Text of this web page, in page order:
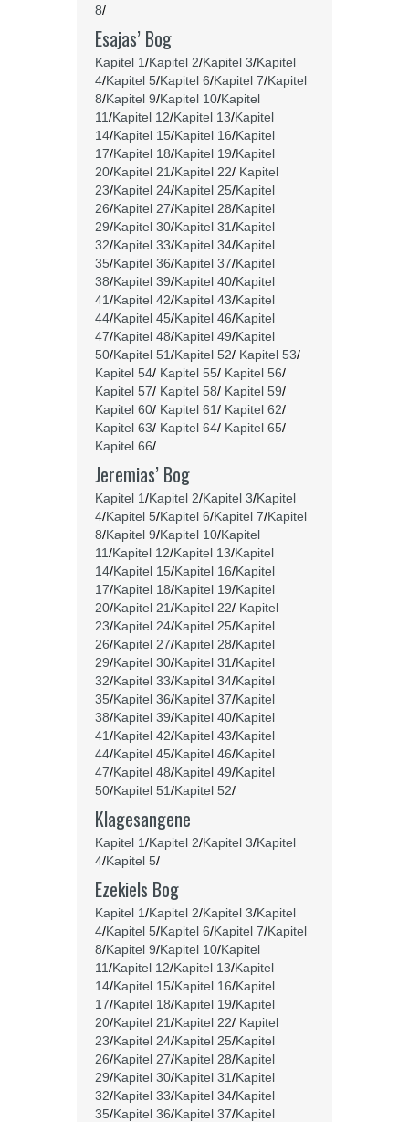
8/
Esajas’ Bog
Kapitel 1/Kapitel 2/Kapitel 3/Kapitel
4/Kapitel 5/Kapitel 6/Kapitel 7/Kapitel
8/Kapitel 9/Kapitel 10/Kapitel
11/Kapitel 12/Kapitel 13/Kapitel
14/Kapitel 15/Kapitel 16/Kapitel
17/Kapitel 18/Kapitel 19/Kapitel
20/Kapitel 21/Kapitel 22/ Kapitel
23/Kapitel 24/Kapitel 25/Kapitel
26/Kapitel 27/Kapitel 28/Kapitel
29/Kapitel 30/Kapitel 31/Kapitel
32/Kapitel 33/Kapitel 34/Kapitel
35/Kapitel 36/Kapitel 37/Kapitel
38/Kapitel 39/Kapitel 40/Kapitel
41/Kapitel 42/Kapitel 43/Kapitel
44/Kapitel 45/Kapitel 46/Kapitel
47/Kapitel 48/Kapitel 49/Kapitel
50/Kapitel 51/Kapitel 52/ Kapitel 53/
Kapitel 54/ Kapitel 55/ Kapitel 56/
Kapitel 57/ Kapitel 58/ Kapitel 59/
Kapitel 60/ Kapitel 61/ Kapitel 62/
Kapitel 63/ Kapitel 64/ Kapitel 65/
Kapitel 66/
Jeremias’ Bog
Kapitel 1/Kapitel 2/Kapitel 3/Kapitel
4/Kapitel 5/Kapitel 6/Kapitel 7/Kapitel
8/Kapitel 9/Kapitel 10/Kapitel
11/Kapitel 12/Kapitel 13/Kapitel
14/Kapitel 15/Kapitel 16/Kapitel
17/Kapitel 18/Kapitel 19/Kapitel
20/Kapitel 21/Kapitel 22/ Kapitel
23/Kapitel 24/Kapitel 25/Kapitel
26/Kapitel 27/Kapitel 28/Kapitel
29/Kapitel 30/Kapitel 31/Kapitel
32/Kapitel 33/Kapitel 34/Kapitel
35/Kapitel 36/Kapitel 37/Kapitel
38/Kapitel 39/Kapitel 40/Kapitel
41/Kapitel 42/Kapitel 43/Kapitel
44/Kapitel 45/Kapitel 46/Kapitel
47/Kapitel 48/Kapitel 49/Kapitel
50/Kapitel 51/Kapitel 52/
Klagesangene
Kapitel 1/Kapitel 2/Kapitel 3/Kapitel
4/Kapitel 5/
Ezekiels Bog
Kapitel 1/Kapitel 2/Kapitel 3/Kapitel
4/Kapitel 5/Kapitel 6/Kapitel 7/Kapitel
8/Kapitel 9/Kapitel 10/Kapitel
11/Kapitel 12/Kapitel 13/Kapitel
14/Kapitel 15/Kapitel 16/Kapitel
17/Kapitel 18/Kapitel 19/Kapitel
20/Kapitel 21/Kapitel 22/ Kapitel
23/Kapitel 24/Kapitel 25/Kapitel
26/Kapitel 27/Kapitel 28/Kapitel
29/Kapitel 30/Kapitel 31/Kapitel
32/Kapitel 33/Kapitel 34/Kapitel
35/Kapitel 36/Kapitel 37/Kapitel